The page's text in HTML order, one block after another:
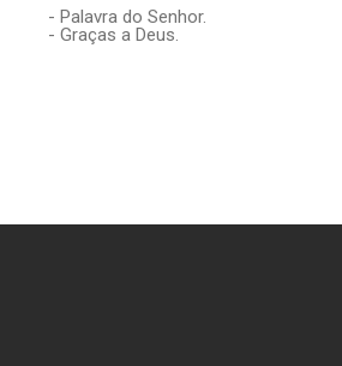
- Palavra do Senhor.
- Graças a Deus.